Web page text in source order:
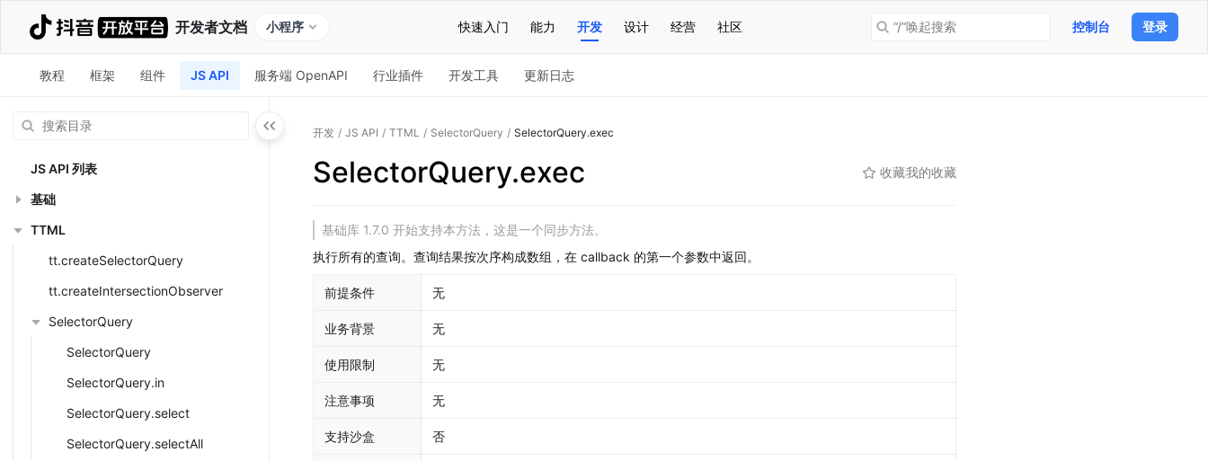
开发者文档 小程序 快速入门 能力 开发 设计 经营 社区 “/”唤起搜索 控制台 登录
教程 框架 组件 JS API 服务端 OpenAPI 行业插件 开发工具 更新日志
JS API 列表
基础
TTML
tt.createSelectorQuery
tt.createIntersectionObserver
SelectorQuery
SelectorQuery
SelectorQuery.in
SelectorQuery.select
SelectorQuery.selectAll
开发 / JS API / TTML / SelectorQuery / SelectorQuery.exec
SelectorQuery.exec 收藏我的收藏
基础库 1.7.0 开始支持本方法，这是一个同步方法。
执行所有的查询。查询结果按次序构成数组，在 callback 的第一个参数中返回。
前提条件 无
业务背景 无
使用限制 无
注意事项 无
支持沙盒 否